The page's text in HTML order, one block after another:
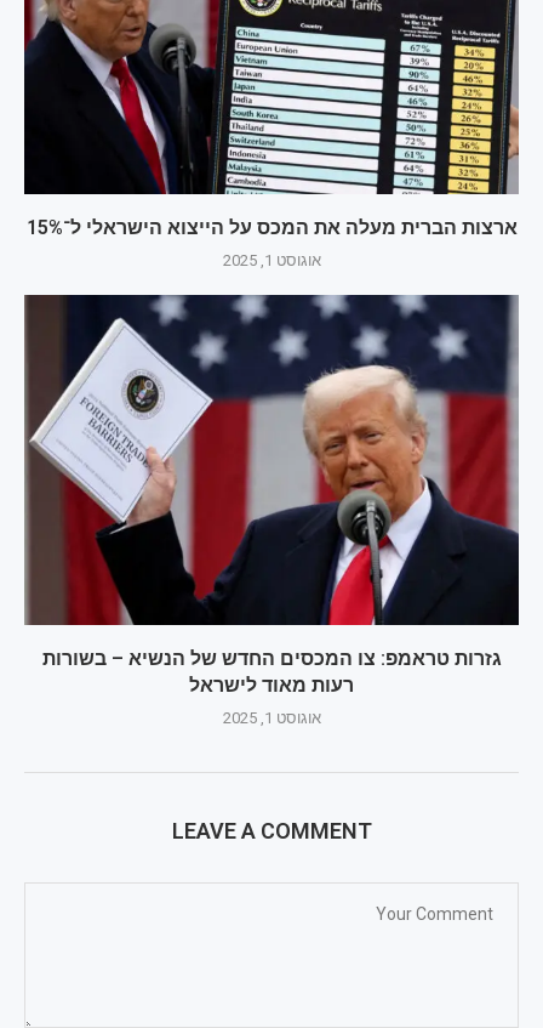
ארצות הברית מעלה את המכס על הייצוא הישראלי ל־15%
אוגוסט 1, 2025
גזרות טראמפ: צו המכסים החדש של הנשיא – בשורות
רעות מאוד לישראל
אוגוסט 1, 2025
LEAVE A COMMENT